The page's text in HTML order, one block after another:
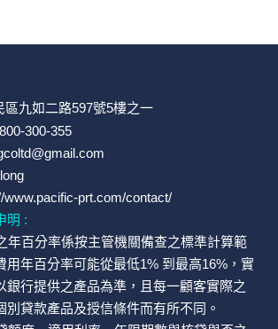
區九如二路597號5樓之一
300-355
www.pacific-prt.com/contact/
明 :
年百分率係按主管機關備查之標準計算範
用年百分率可能從最低1% 到最高16%，實
銀行提供之產品為準，且每一顧客實際之
別貸款產品及授信條件而有所不同。